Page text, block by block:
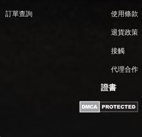
訂單查詢 使用條款
退貨政策
接觸
代理合作
證書